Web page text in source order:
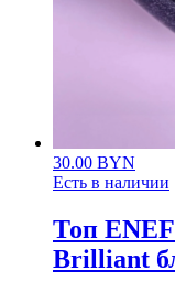
30.00 BYN
Есть в наличии
Топ
Brilliant